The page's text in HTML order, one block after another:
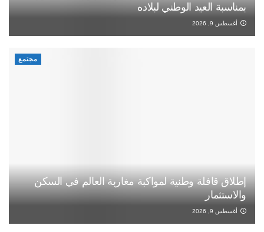
بمناسبة العيد الوطني لبلاده
أغسطس 9, 2026
مجتمع
إطلاق قافلة وطنية لمواكبة مغاربة العالم في السكن
والاستثمار
أغسطس 9, 2026